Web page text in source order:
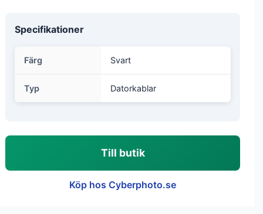
Specifikationer
Färg Svart
Typ Datorkablar
Till butik
Köp hos Cyberphoto.se